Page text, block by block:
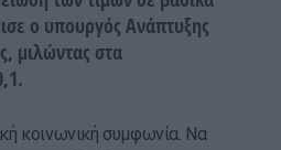
ο υπουργός Ανάπτυξης
μιλώντας στα
κοινωνική συμφωνία. Να